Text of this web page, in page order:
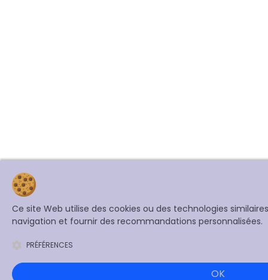
Ce site Web utilise des cookies ou des technologies
navigation et fournir des recommandations personnalisées.
PRÉFÉRENCES
OK